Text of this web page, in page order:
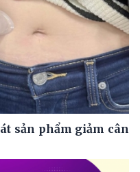
sản phẩm giảm cân